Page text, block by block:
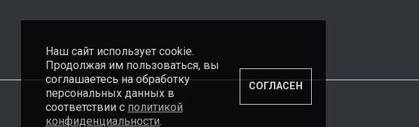
Наш сайт использует cookie.
Продолжая им пользоваться, вы
соглашаетесь на обработку
персональных данных в
соответствии с политикой
конфиденциальности.
СОГЛАСЕН